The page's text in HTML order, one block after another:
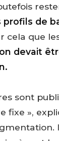
profils de
cela que
devait
sont
fixe »,